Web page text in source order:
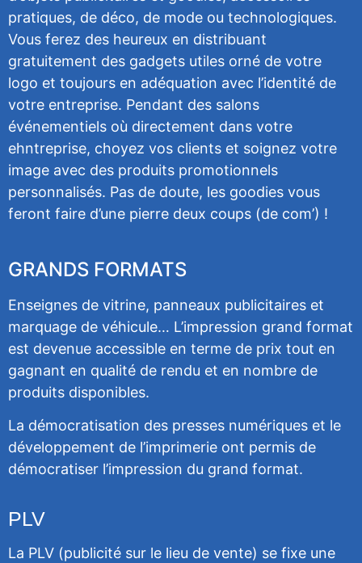
pratiques, de déco, de mode ou technologiques.
Vous ferez des heureux en distribuant
gratuitement des gadgets utiles orné de votre
logo et toujours en adéquation avec l’identité de
votre entreprise. Pendant des salons
événementiels où directement dans votre
ehntreprise, choyez vos clients et soignez votre
image avec des produits promotionnels
personnalisés. Pas de doute, les goodies vous
feront faire d’une pierre deux coups (de com’) !
GRANDS FORMATS
Enseignes de vitrine, panneaux publicitaires et
marquage de véhicule… L’impression grand format
est devenue accessible en terme de prix tout en
gagnant en qualité de rendu et en nombre de
produits disponibles.
La démocratisation des presses numériques et le
développement de l’imprimerie ont permis de
démocratiser l’impression du grand format.
PLV
La PLV (publicité sur le lieu de vente) se fixe une